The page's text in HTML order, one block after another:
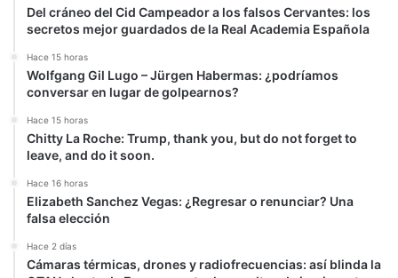
Del cráneo del Cid Campeador a los falsos Cervantes: los
secretos mejor guardados de la Real Academia Española
Hace 15 horas
Wolfgang Gil Lugo – Jürgen Habermas: ¿podríamos
conversar en lugar de golpearnos?
Hace 15 horas
Chitty La Roche: Trump, thank you, but do not forget to
leave, and do it soon.
Hace 16 horas
Elizabeth Sanchez Vegas: ¿Regresar o renunciar? Una
falsa elección
Hace 2 días
Cámaras térmicas, drones y radiofrecuencias: así blinda la